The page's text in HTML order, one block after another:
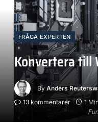
FRÅGA EXPERTEN
Konvertera till
By Anders
13 kommentarer
1